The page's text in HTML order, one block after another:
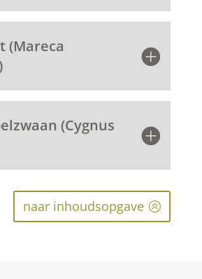
(Mareca
(Cygnus
naar inhoudsopgave